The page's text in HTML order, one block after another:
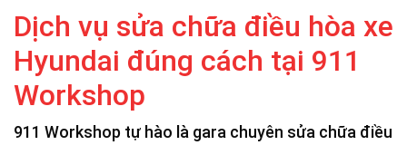
Dịch vụ sửa chữa điều hòa xe
Hyundai đúng cách tại 911
Workshop
911 Workshop tự hào là gara chuyên sửa chữa điều